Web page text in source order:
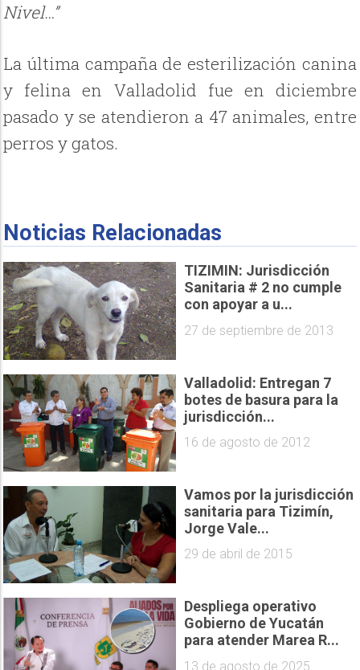
Nivel…”
La última campaña de esterilización canina
y felina en Valladolid fue en diciembre
pasado y se atendieron a 47 animales, entre
perros y gatos.
Noticias Relacionadas
TIZIMIN: Jurisdicción
Sanitaria # 2 no cumple
con apoyar a u...
27 de septiembre de 2013
Valladolid: Entregan 7
botes de basura para la
jurisdicción...
16 de agosto de 2012
Vamos por la jurisdicción
sanitaria para Tizimín,
Jorge Vale...
29 de abril de 2015
Despliega operativo
Gobierno de Yucatán
para atender Marea R...
13 de agosto de 2025